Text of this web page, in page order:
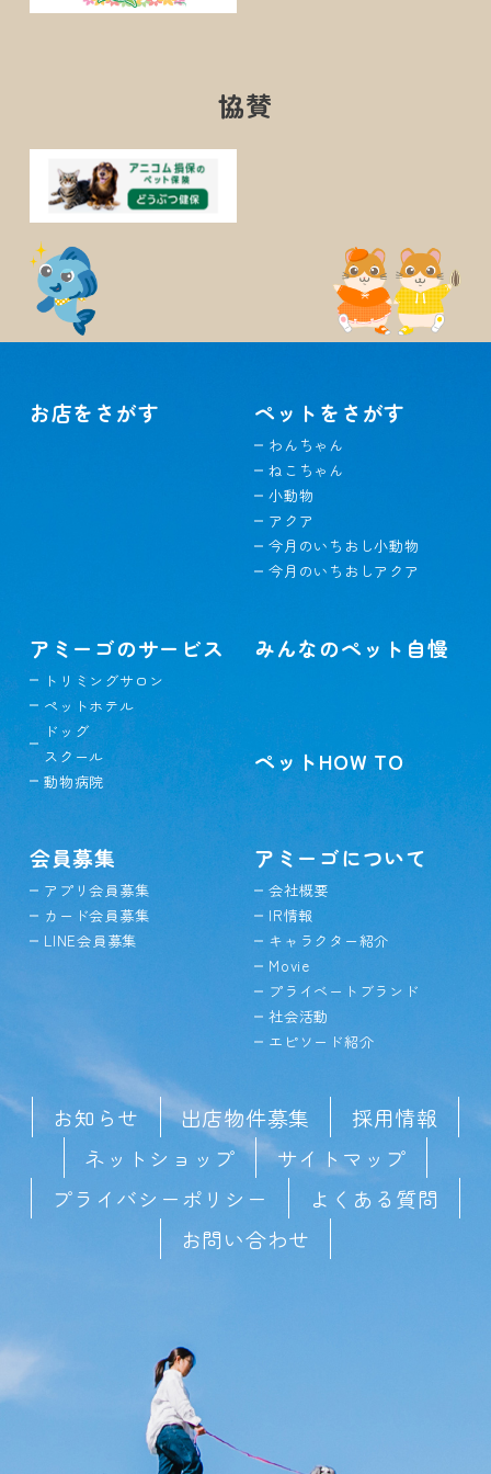
協賛
お店をさがす ペットをさがす
わんちゃん
ねこちゃん
小動物
アクア
今月のいちおし小動物
今月のいちおしアクア
アミーゴのサービス
トリミングサロン
ペットホテル
ドッグ
スクール
動物病院
みんなのペット自慢
ペットHOW TO
会員募集
アプリ会員募集
カード会員募集
LINE会員募集
アミーゴについて
会社概要
IR情報
キャラクター紹介
Movie
プライベートブランド
社会活動
エピソード紹介
お知らせ 出店物件募集
採用情報
ネットショップ
サイトマップ
プライバシーポリシー
よくある質問
お問い合わせ